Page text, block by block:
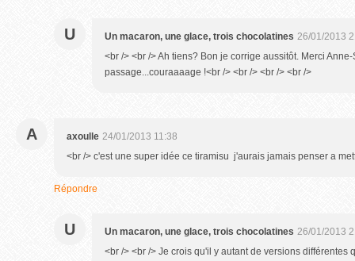
U Un macaron, une glace, trois chocolatines 26/01/2013
<br /> <br /> Ah tiens? Bon je corrige aussitôt. Merci
passage...couraaaage !<br /> <br /> <br /> <br />
A axoulle 24/01/2013 11:38
<br /> c'est une super idée ce tiramisu j'aurais jamais penser a
Répondre
U Un macaron, une glace, trois chocolatines 26/01/2013
<br /> <br /> Je crois qu'il y autant de versions différentes